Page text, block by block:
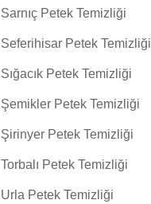
Sarnıç Petek Temizliği
Seferihisar Petek Temizliği
Sığacık Petek Temizliği
Şemikler Petek Temizliği
Şirinyer Petek Temizliği
Torbalı Petek Temizliği
Urla Petek Temizliği